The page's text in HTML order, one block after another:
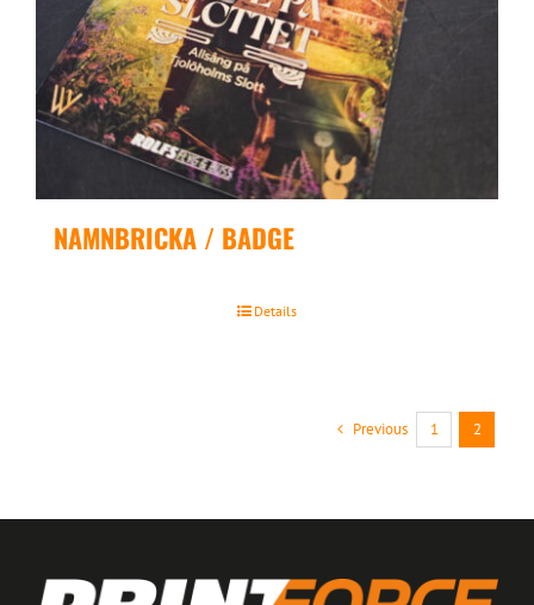
NAMNBRICKA / BADGE
Details
Previous 1 2